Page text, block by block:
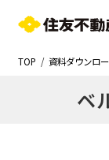
TOP
資料ダウンロ
ベ